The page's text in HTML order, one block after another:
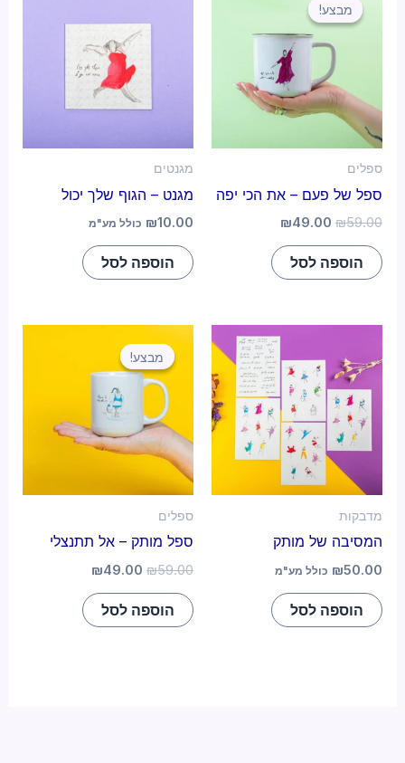
מבצע!
מבצע!
ספלים
ספל של פעם – את הכי יפה
₪59.00
₪49.00
הוספה לסל
מגנטים
מגנט – הגוף שלך יכול
₪10.00 כולל מע"מ
הוספה לסל
מדבקות
המסיבה של מותק
₪50.00 כולל מע"מ
הוספה לסל
מבצע!
מבצע!
ספלים
ספל מותק – אל תתנצלי
₪59.00
₪49.00
הוספה לסל